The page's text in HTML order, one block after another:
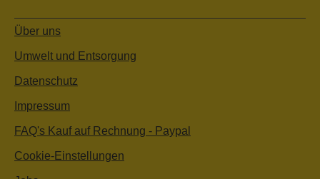
Über uns
Umwelt und Entsorgung
Datenschutz
Impressum
FAQ's Kauf auf Rechnung - Paypal
Cookie-Einstellungen